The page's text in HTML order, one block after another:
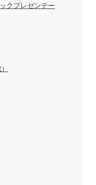
クプレゼンテー